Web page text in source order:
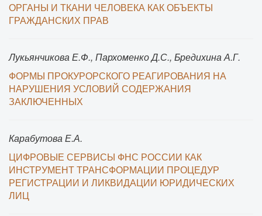
ОРГАНЫ И ТКАНИ ЧЕЛОВЕКА КАК ОБЪЕКТЫ
ГРАЖДАНСКИХ ПРАВ
Лукьянчикова Е.Ф., Пархоменко Д.С., Бредихина А.Г.
ФОРМЫ ПРОКУРОРСКОГО РЕАГИРОВАНИЯ НА
НАРУШЕНИЯ УСЛОВИЙ СОДЕРЖАНИЯ
ЗАКЛЮЧЕННЫХ
Карабутова Е.А.
ЦИФРОВЫЕ СЕРВИСЫ ФНС РОССИИ КАК
ИНСТРУМЕНТ ТРАНСФОРМАЦИИ ПРОЦЕДУР
РЕГИСТРАЦИИ И ЛИКВИДАЦИИ ЮРИДИЧЕСКИХ
ЛИЦ